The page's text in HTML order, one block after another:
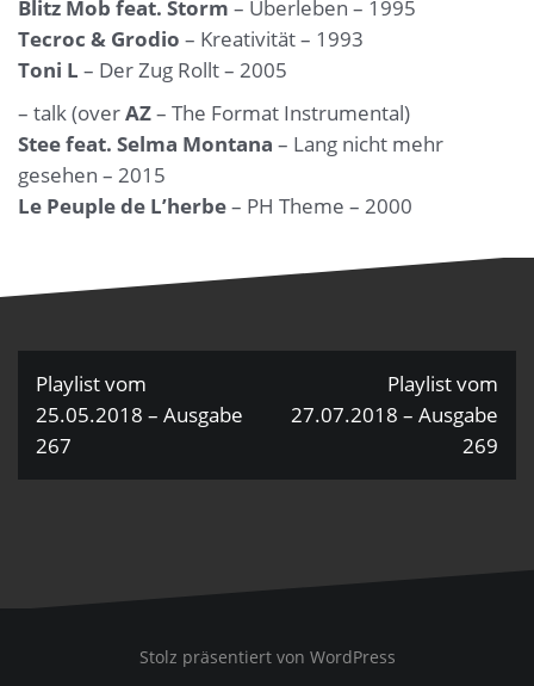
Blitz Mob feat. Storm – Überleben – 1995
Tecroc & Grodio – Kreativität – 1993
Toni L – Der Zug Rollt – 2005
– talk (overAZ– The Format Instrumental)
Stee feat. Selma Montana – Lang nicht mehr
gesehen – 2015
Le Peuple de L’herbe– PH Theme – 2000
Beitragsnavigation
Playlist vom
25.05.2018 – Ausgabe
267
Playlist vom
27.07.2018 – Ausgabe
269
Stolz präsentiert von WordPress